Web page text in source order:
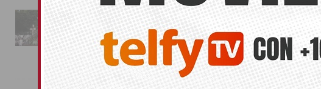
La fiesta se adueña de
Almoradí con la presentación
de los cargos festeros y la
toma del castillo
31/07/2026